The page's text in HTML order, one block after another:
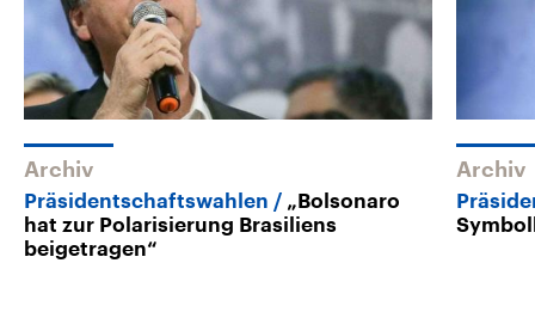
Archiv
Präsidentschaftswahlen
„Bolsonaro
hat zur Polarisierung Brasiliens
beigetragen“
Archiv